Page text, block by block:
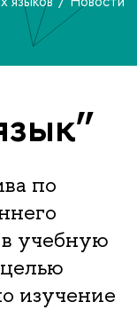
по
учебную
изучение